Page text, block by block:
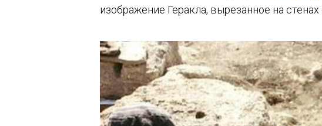
изображение Геракла, вырезанное на стенах